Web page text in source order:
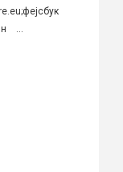
...